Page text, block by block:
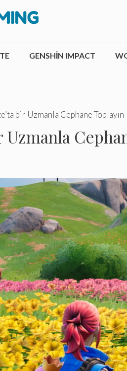
GENSHIN IMPACT
bir Uzmanla Cephane Toplayın